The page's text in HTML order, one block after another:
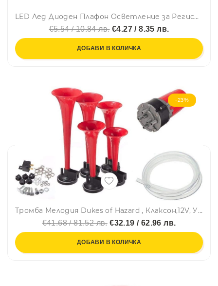
LED Лед Диоден Плафон Oсветление за Регистрационен Номер ,24V, За Ремарке, Бус, Каравана, Платформа, Черен
€5.54 / 10.84 лв.€4.27 / 8.35 лв.
ДОБАВИ В КОЛИЧКА
-23%
Тромба Мелодия Dukes of Hazard , Клаксон,12V, Универсална, С Компресор
€41.68 / 81.52 лв.€32.19 / 62.96 лв.
ДОБАВИ В КОЛИЧКА